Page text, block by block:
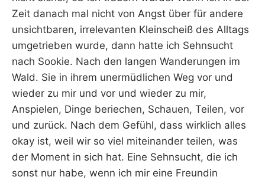
Zeit danach mal nicht von Angst über für andere
unsichtbaren, irrelevanten Kleinscheiß des Alltags
umgetrieben wurde, dann hatte ich Sehnsucht
nach Sookie. Nach den langen Wanderungen im
Wald. Sie in ihrem unermüdlichen Weg vor und
wieder zu mir und vor und wieder zu mir,
Anspielen, Dinge beriechen, Schauen, Teilen, vor
und zurück. Nach dem Gefühl, dass wirklich alles
okay ist, weil wir so viel miteinander teilen, was
der Moment in sich hat. Eine Sehnsucht, die ich
sonst nur habe, wenn ich mir eine Freundin